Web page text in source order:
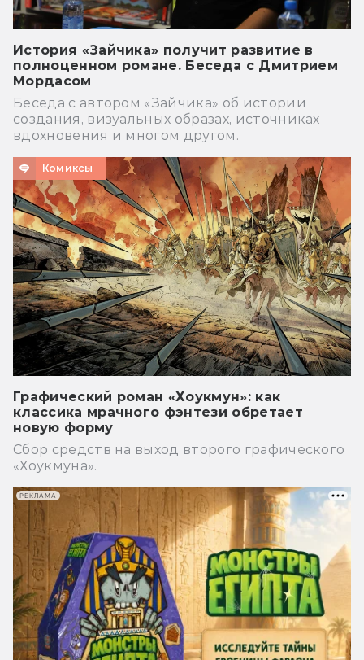
История «Зайчика» получит развитие в
полноценном романе. Беседа с Дмитрием
Мордасом
Беседа с автором «Зайчика» об истории
создания, визуальных образах, источниках
вдохновения и многом другом.
Комиксы
Графический роман «Хоукмун»: как
классика мрачного фэнтези обретает
новую форму
Сбор средств на выход второго графического
«Хоукмуна».
РЕКЛАМА